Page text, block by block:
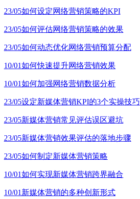
23/05如何设定网络营销策略的KPI
23/05如何评估网络营销策略的效果
23/05如何动态优化网络营销预算分配
10/01如何快速提升网络营销效果
10/01如何加强网络营销数据分析
23/05设定新媒体营销KPI的3个实操技巧
23/05新媒体营销常见评估误区避坑
23/05新媒体营销效果评估的落地步骤
23/05如何制定新媒体营销策略
10/01如何实现新媒体营销跨界融合
10/01 新媒体营销的多种创新形式